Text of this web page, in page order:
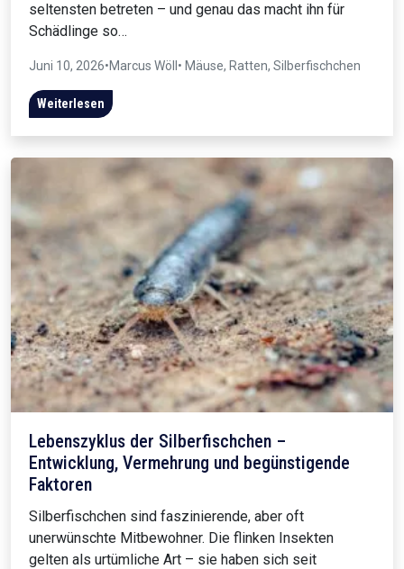
seltensten betreten – und genau das macht ihn für
Schädlinge so…
Juni 10, 2026•Marcus Wöll • Mäuse, Ratten, Silberfischchen
Weiterlesen
Lebenszyklus der Silberfischchen –
Entwicklung, Vermehrung und begünstigende
Faktoren
Silberfischchen sind faszinierende, aber oft
unerwünschte Mitbewohner. Die flinken Insekten
gelten als urtümliche Art – sie haben sich seit